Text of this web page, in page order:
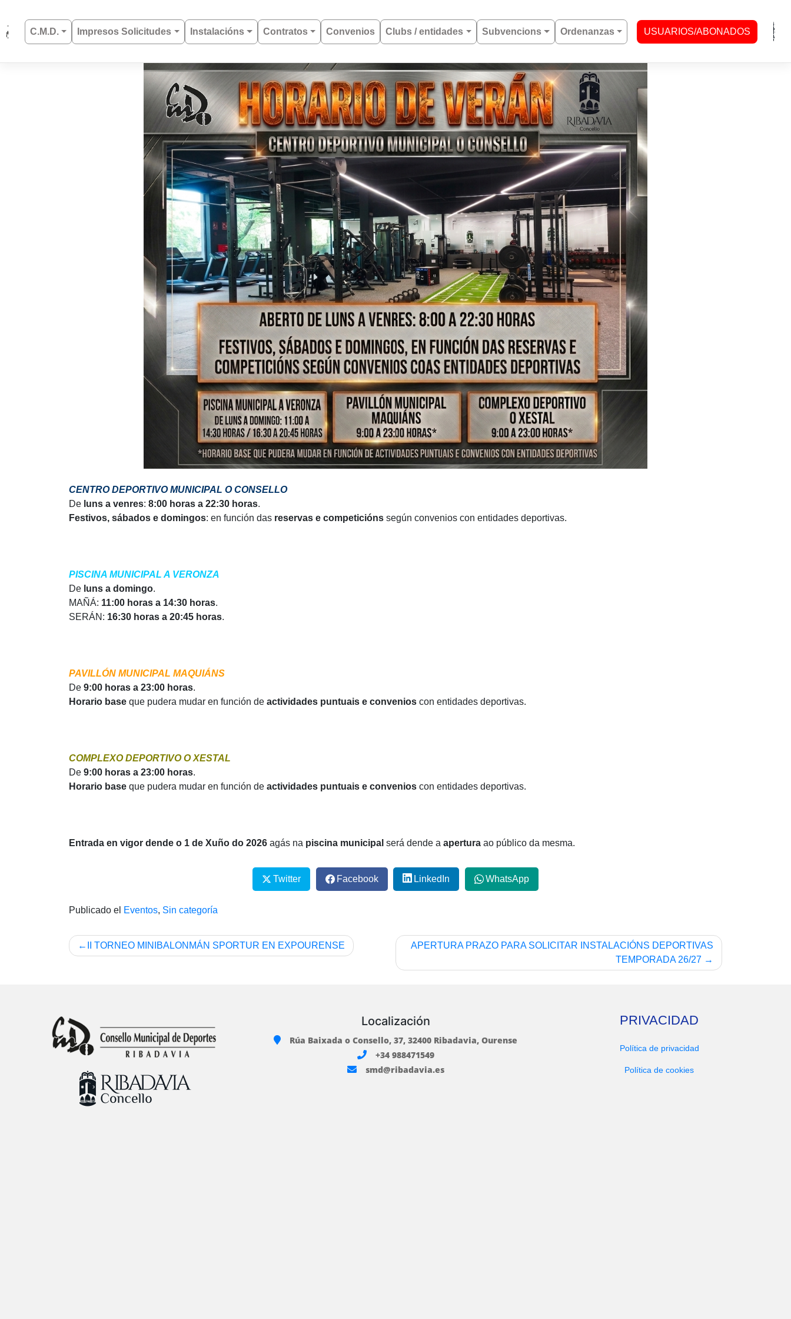
contenidoC.M.D. Impresos Solicitudes Instalacións Contratos Convenios Clubs / entidades Subvencions Ordenanzas USUARIOS/ABONADOS
CENTRO DEPORTIVO MUNICIPAL O CONSELLO
De luns a venres: 8:00 horas a 22:30 horas.
Festivos, sábados e domingos: en función das reservas e competicións según convenios con entidades deportivas.
PISCINA MUNICIPAL A VERONZA
De luns a domingo.
MAÑÁ: 11:00 horas a 14:30 horas.
SERÁN: 16:30 horas a 20:45 horas.
PAVILLÓN MUNICIPAL MAQUIÁNS
De 9:00 horas a 23:00 horas.
Horario base que pudera mudar en función de actividades puntuais e convenios con entidades deportivas.
COMPLEXO DEPORTIVO O XESTAL
De 9:00 horas a 23:00 horas.
Horario base que pudera mudar en función de actividades puntuais e convenios con entidades deportivas.
Entrada en vigor dende o 1 de Xuño do 2026 agás na piscina municipal será dende a apertura ao público da mesma.
Twitter Facebook LinkedIn WhatsApp
Publicado el Eventos, Sin categoría
Navegación
II TORNEO MINIBALONMÁN SPORTUR EN EXPOURENSE
APERTURA PRAZO PARA SOLICITAR INSTALACIÓNS DEPORTIVAS
TEMPORADA 26/27
Localización
Rúa Baixada o Consello, 37, 32400 Ribadavia, Ourense
+34 988471549
smd@ribadavia.es
PRIVACIDAD
Política de privacidad
Política de cookies